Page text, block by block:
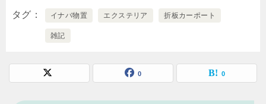
タグ イナバ物置 エクステリア 折板カーポート
雑記
0 0